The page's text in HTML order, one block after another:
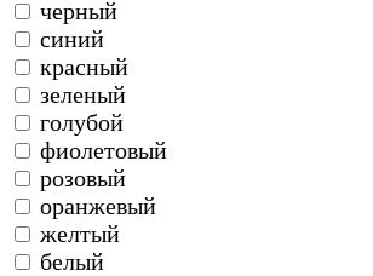
черный
синий
красный
зеленый
голубой
фиолетовый
розовый
оранжевый
желтый
белый